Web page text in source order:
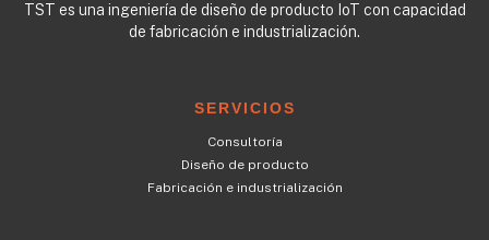
TST es una ingeniería de diseño de producto IoT con capacidad
de fabricación e industrialización.
SERVICIOS
Consultoría
Diseño de producto
Fabricación e industrialización